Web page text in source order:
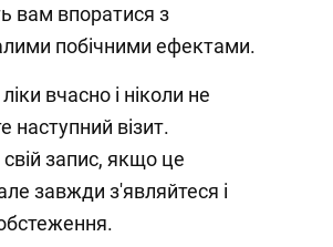
вам впоратися з
побічними ефектами.
вчасно і ніколи не
наступний візит.
запис, якщо це
завжди з'являйтеся і